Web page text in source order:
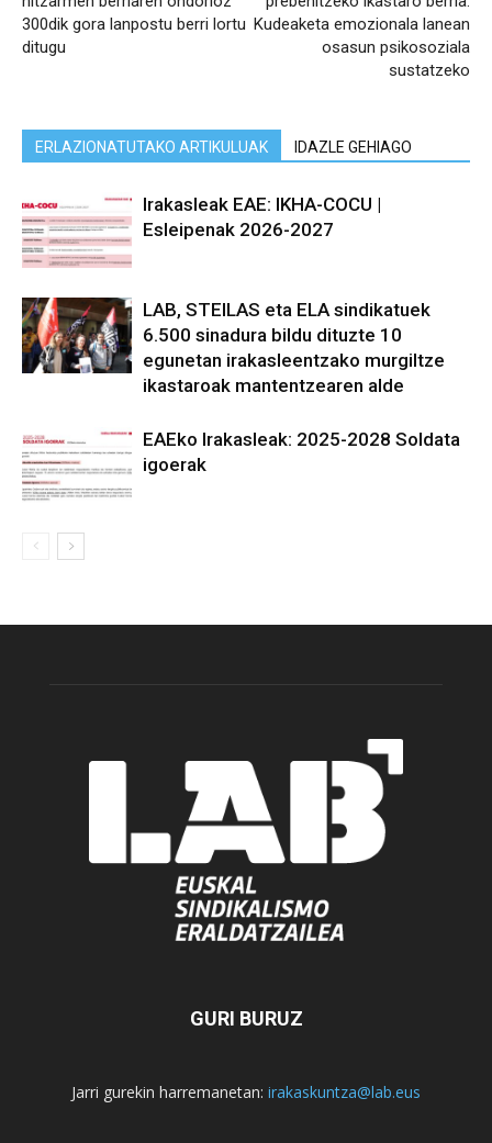
300dik gora lanpostu berri lortu
ditugu
Kudeaketa emozionala lanean
osasun psikosoziala
sustatzeko
ERLAZIONATUTAKO ARTIKULUAK IDAZLE GEHIAGO
Irakasleak EAE: IKHA-COCU |
Esleipenak 2026-2027
LAB, STEILAS eta ELA sindikatuek
6.500 sinadura bildu dituzte 10
egunetan irakasleentzako murgiltze
ikastaroak mantentzearen alde
EAEko Irakasleak: 2025-2028 Soldata
igoerak
GURI BURUZ
Jarri gurekin harremanetan: irakaskuntza@lab.eus